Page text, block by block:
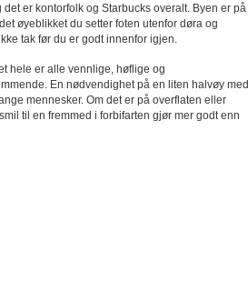
det er kontorfolk og Starbucks overalt. Byen er på
øyeblikket du setter foten utenfor døra og
tak før du er godt innenfor igjen.
hele er alle vennlige, høflige og
En nødvendighet på en liten halvøy med
mennesker. Om det er på overflaten eller
til en fremmed i forbifarten gjør mer godt enn